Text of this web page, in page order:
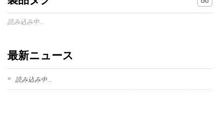
読み込み中...
最新ニュース
読み込み中...